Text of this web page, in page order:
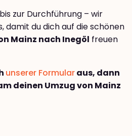
zur Durchführung – wir
damit du dich auf die schönen
Mainz nach Inegöl freuen
unserer Formularaus, dann
deinen Umzug von Mainz